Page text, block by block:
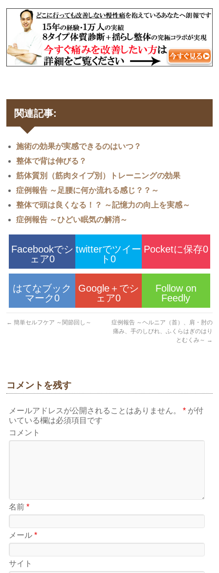
関連記事:
施術の効果が実感できるのはいつ？
整体で背は伸びる？
筋体質別（筋肉タイプ別）トレーニングの効果
症例報告 ～足腰に何か流れる感じ？？～
整体で頭は良くなる！？ ～記憶力の向上を実感～
症例報告 ～ひどい眠気の解消～
Facebookでシ
ェア0
twitterでツイー
ト0
Pocketに保存0
はてなブック
マーク0
Google＋でシ
ェア0
Follow on
Feedly
← 簡単セルフケア ～関節回し～
症例報告 ～ヘルニア（首）、肩・肘の
痛み、手のしびれ、ふくらはぎのはり
とむくみ～ →
コメントを残す
メールアドレスが公開されることはありません。 * が付
いている欄は必須項目です
コメント
名前*
メール*
サイト